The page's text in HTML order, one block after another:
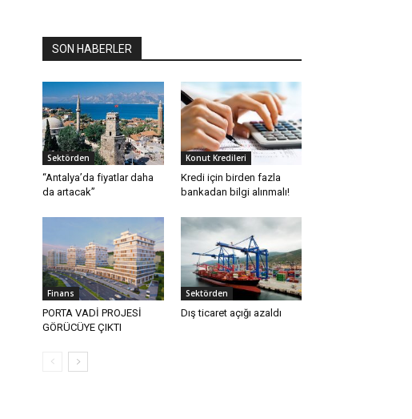
SON HABERLER
Sektörden
“Antalya’da fiyatlar daha
da artacak”
Konut Kredileri
Kredi için birden fazla
bankadan bilgi alınmalı!
Finans
PORTA VADİ PROJESİ
GÖRÜCÜYE ÇIKTI
Sektörden
Dış ticaret açığı azaldı